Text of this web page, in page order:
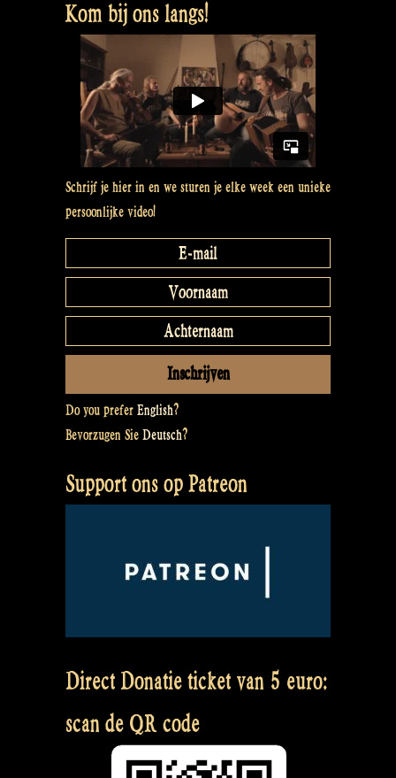
Kom bij ons langs!
Schrijf je hier in en we sturen je elke week een unieke
persoonlijke video!
Do you prefer English?
Bevorzugen Sie Deutsch?
Support ons op Patreon
Direct Donatie ticket van 5 euro:
scan de QR code